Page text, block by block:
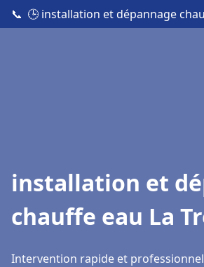
📞 🕒 installation et dépannage
installation et
chauffe eau La
Intervention rapide et